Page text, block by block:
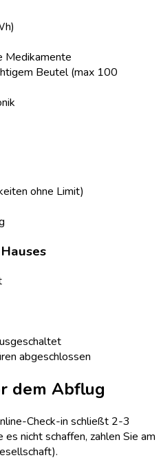
Medikamente
Beutel (max 100
ohne Limit)
abgeschlossen
dem Abflug
Check-in schließt 2-3
nicht schaffen, zahlen Sie am